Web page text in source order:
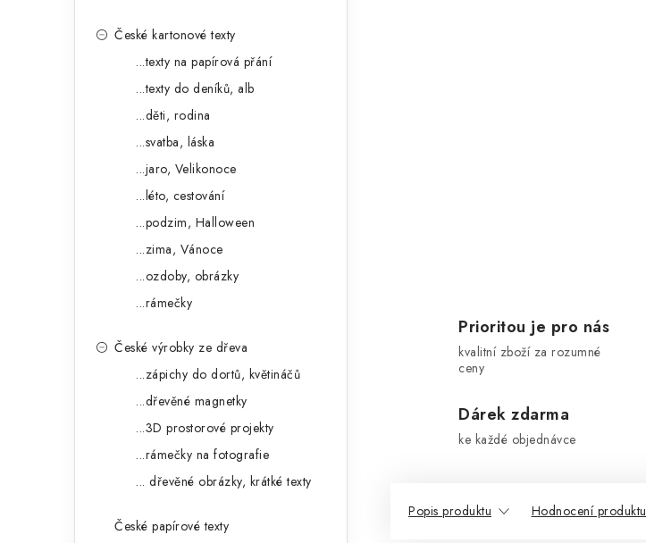
České kartonové texty
...texty na papírová přání
...texty do deníků, alb
...děti, rodina
...svatba, láska
...jaro, Velikonoce
...léto, cestování
...podzim, Halloween
...zima, Vánoce
...ozdoby, obrázky
...rámečky
České výrobky ze dřeva
...zápichy do dortů, květináčů
...dřevěné magnetky
...3D prostorové projekty
...rámečky na fotografie
... dřevěné obrázky, krátké texty
České papírové texty
Prioritou je pro nás
kvalitní zboží za rozumné
ceny
Dárek zdarma
ke každé objednávce
Popis produktu Hodnocení produktu